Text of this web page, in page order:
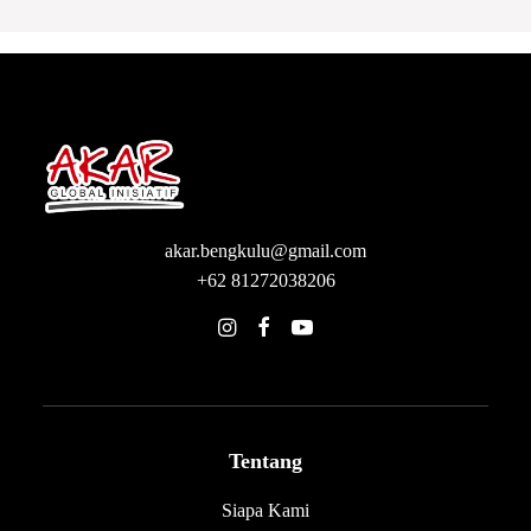
akar.bengkulu@gmail.com
+62 81272038206
Tentang
Siapa Kami